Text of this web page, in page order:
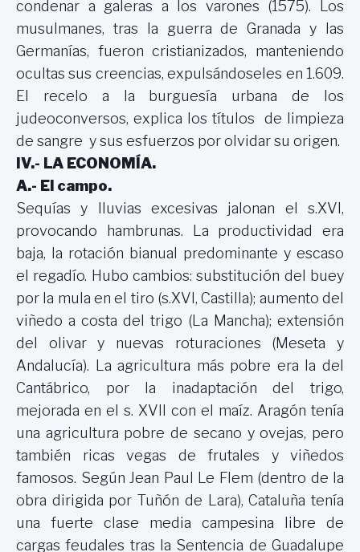
condenar a galeras a los varones (1575). Los
musulmanes, tras la guerra de Granada y las
Germanías, fueron cristianizados, manteniendo
ocultas sus creencias, expulsándoseles en 1.609.
El recelo a la burguesía urbana de los
judeoconversos, explica los títulos de limpieza
de sangre y sus esfuerzos por olvidar su origen.
IV.- LA ECONOMÍA.
A.- El campo.
Sequías y lluvias excesivas jalonan el s.XVI,
provocando hambrunas. La productividad era
baja, la rotación bianual predominante y escaso
el regadío. Hubo cambios: substitución del buey
por la mula en el tiro (s.XVI, Castilla); aumento del
viñedo a costa del trigo ( La Mancha); extensión
del olivar y nuevas roturaciones (Meseta y
Andalucía). La agricultura más pobre era la del
Cantábrico, por la inadaptación del trigo,
mejorada en el s. XVII con el maíz. Aragón tenía
una agricultura pobre de secano y ovejas, pero
también ricas vegas de frutales y viñedos
famosos. Según Jean Paul Le Flem (dentro de la
obra dirigida por Tuñón de Lara), Cataluña tenía
una fuerte clase media campesina libre de
cargas feudales tras la Sentencia de Guadalupe